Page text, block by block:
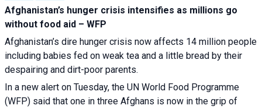
Afghanistan’s hunger crisis intensifies as millions go
without food aid – WFP
Afghanistan’s dire hunger crisis now affects 14 million people
including babies fed on weak tea and a little bread by their
despairing and dirt-poor parents.
In a new alert on Tuesday, the UN World Food Programme
(WFP) said that one in three Afghans is now in the grip of